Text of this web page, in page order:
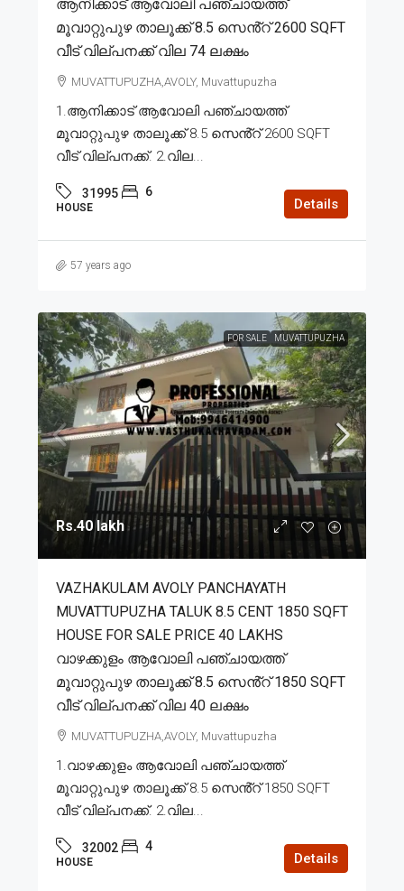
ആനിക്കാട് ആവോലി പഞ്ചായത്ത്
മൂവാറ്റുപുഴ താലൂക്ക് 8.5 സെൻ്റ് 2600 SQFT
വീട് വില്പനക്ക് വില 74 ലക്ഷം
MUVATTUPUZHA,AVOLY, Muvattupuzha
1.ആനിക്കാട് ആവോലി പഞ്ചായത്ത്
മൂവാറ്റുപുഴ താലൂക്ക് 8.5 സെൻ്റ് 2600 SQFT
വീട് വില്പനക്ക്. 2.വില...
31995 6
HOUSE Details
57 years ago
FOR SALE MUVATTUPUZHA
Rs.40 lakh
VAZHAKULAM AVOLY PANCHAYATH
MUVATTUPUZHA TALUK 8.5 CENT 1850 SQFT
HOUSE FOR SALE PRICE 40 LAKHS
വാഴക്കുളം ആവോലി പഞ്ചായത്ത്
മൂവാറ്റുപുഴ താലൂക്ക് 8.5 സെൻ്റ് 1850 SQFT
വീട് വില്പനക്ക് വില 40 ലക്ഷം
MUVATTUPUZHA,AVOLY, Muvattupuzha
1.വാഴക്കുളം ആവോലി പഞ്ചായത്ത്
മൂവാറ്റുപുഴ താലൂക്ക് 8.5 സെൻ്റ് 1850 SQFT
വീട് വില്പനക്ക്. 2.വില...
32002 4
HOUSE Details